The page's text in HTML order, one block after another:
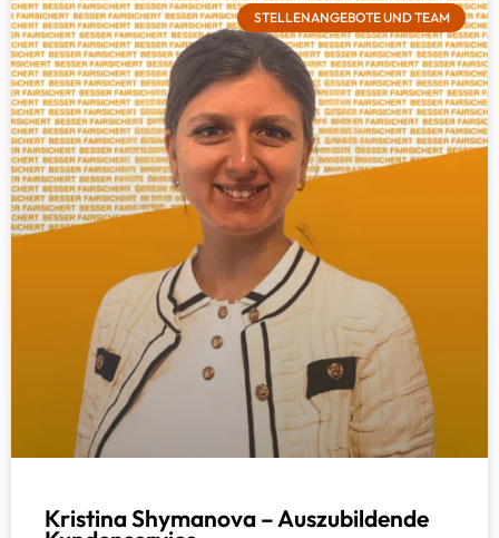
STELLENANGEBOTE UND TEAM
Kristina Shymanova – Auszubildende